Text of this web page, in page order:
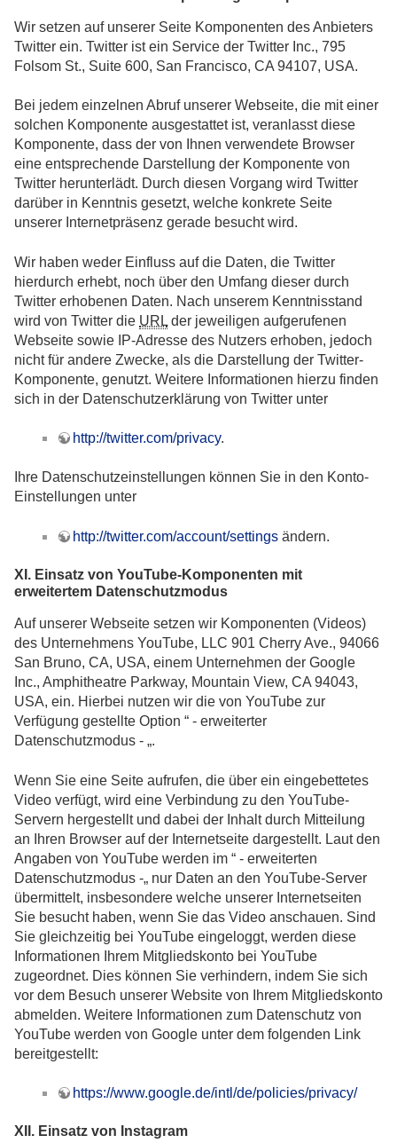
Wir setzen auf unserer Seite Komponenten des Anbieters
Twitter ein. Twitter ist ein Service der Twitter Inc., 795
Folsom St., Suite 600, San Francisco, CA 94107, USA.
Bei jedem einzelnen Abruf unserer Webseite, die mit einer
solchen Komponente ausgestattet ist, veranlasst diese
Komponente, dass der von Ihnen verwendete Browser
eine entsprechende Darstellung der Komponente von
Twitter herunterlädt. Durch diesen Vorgang wird Twitter
darüber in Kenntnis gesetzt, welche konkrete Seite
unserer Internetpräsenz gerade besucht wird.
Wir haben weder Einfluss auf die Daten, die Twitter
hierdurch erhebt, noch über den Umfang dieser durch
Twitter erhobenen Daten. Nach unserem Kenntnisstand
wird von Twitter die URL der jeweiligen aufgerufenen
Webseite sowie IP-Adresse des Nutzers erhoben, jedoch
nicht für andere Zwecke, als die Darstellung der Twitter-
Komponente, genutzt. Weitere Informationen hierzu finden
sich in der Datenschutzerklärung von Twitter unter
http://twitter.com/privacy.
Ihre Datenschutzeinstellungen können Sie in den Konto-
Einstellungen unter
http://twitter.com/account/settings ändern.
XI. Einsatz von YouTube-Komponenten mit
erweitertem Datenschutzmodus
Auf unserer Webseite setzen wir Komponenten (Videos)
des Unternehmens YouTube, LLC 901 Cherry Ave., 94066
San Bruno, CA, USA, einem Unternehmen der Google
Inc., Amphitheatre Parkway, Mountain View, CA 94043,
USA, ein. Hierbei nutzen wir die von YouTube zur
Verfügung gestellte Option “ - erweiterter
Datenschutzmodus - „.
Wenn Sie eine Seite aufrufen, die über ein eingebettetes
Video verfügt, wird eine Verbindung zu den YouTube-
Servern hergestellt und dabei der Inhalt durch Mitteilung
an Ihren Browser auf der Internetseite dargestellt. Laut den
Angaben von YouTube werden im “ - erweiterten
Datenschutzmodus -„ nur Daten an den YouTube-Server
übermittelt, insbesondere welche unserer Internetseiten
Sie besucht haben, wenn Sie das Video anschauen. Sind
Sie gleichzeitig bei YouTube eingeloggt, werden diese
Informationen Ihrem Mitgliedskonto bei YouTube
zugeordnet. Dies können Sie verhindern, indem Sie sich
vor dem Besuch unserer Website von Ihrem Mitgliedskonto
abmelden. Weitere Informationen zum Datenschutz von
YouTube werden von Google unter dem folgenden Link
bereitgestellt:
https://www.google.de/intl/de/policies/privacy/
XII. Einsatz von Instagram